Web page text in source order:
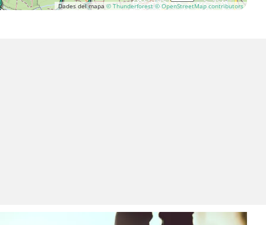
Dades del mapa© Thunderforest © OpenStreetMap contributors